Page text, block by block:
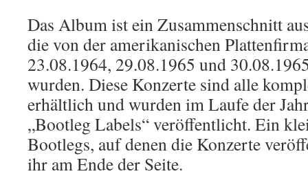
Das Album ist ein Zusammenschnitt
die von der amerikanischen
23.08.1964, 29.08.1965 und
wurden. Diese Konzerte sind alle
erhältlich und wurden im Laufe der
„Bootleg Labels“ veröffentlicht. Ein
Bootlegs, auf denen die Konzerte
ihr am Ende der Seite.